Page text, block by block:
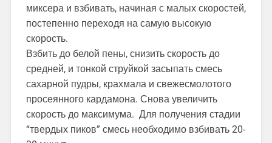
миксера и взбивать, начиная с малых скоростей,
постепенно переходя на самую высокую
скорость.
Взбить до белой пены, снизить скорость до
средней, и тонкой струйкой засыпать смесь
сахарной пудры, крахмала и свежесмолотого
просеянного кардамона. Снова увеличить
скорость до максимума. Для получения стадии
“твердых пиков” смесь необходимо взбивать 20-